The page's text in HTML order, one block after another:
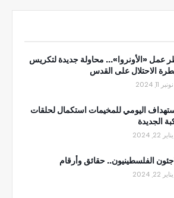
عمل «الأونروا»... محاولة جديدة لتكريس
الاحتلال على القدس
نونبر 11, 2024
اليومي للمخيمات استكمال لحلقات
الجديدة
يناير 22, 2024
الفلسطينيون.. حقائق وأرقام
يناير 22, 2024